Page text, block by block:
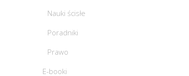
Nauki ścisłe
Poradniki
Prawo
E-booki